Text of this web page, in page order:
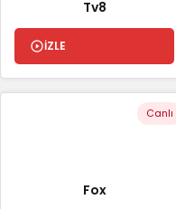
Tv8
İZLE
Canlı
Fox